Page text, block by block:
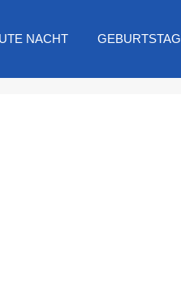
NACHT GEBURTSTAG